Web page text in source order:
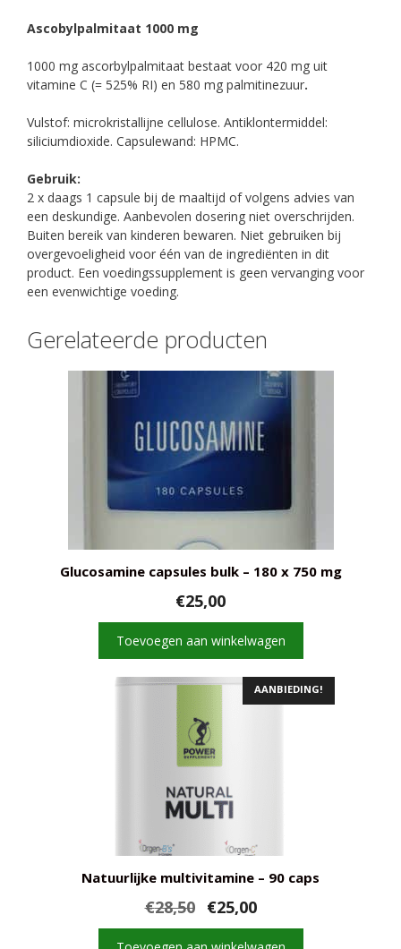
Ascobylpalmitaat 1000 mg
1000 mg ascorbylpalmitaat bestaat voor 420 mg uit
vitamine C (= 525% RI) en 580 mg palmitinezuur.
Vulstof: microkristallijne cellulose. Antiklontermiddel:
siliciumdioxide. Capsulewand: HPMC.
Gebruik:
2 x daags 1 capsule bij de maaltijd of volgens advies van
een deskundige. Aanbevolen dosering niet overschrijden.
Buiten bereik van kinderen bewaren. Niet gebruiken bij
overgevoeligheid voor één van de ingrediënten in dit
product. Een voedingssupplement is geen vervanging voor
een evenwichtige voeding.
Gerelateerde producten
Glucosamine capsules bulk – 180 x 750 mg
€25,00
Toevoegen aan winkelwagen
AANBIEDING!
Natuurlijke multivitamine – 90 caps
€28,50
Oorspronkelijke
prijs
€25,00Huidige